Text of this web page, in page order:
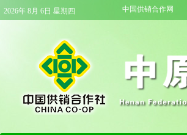
2026年 8月 6日 星期四 中国供销合作网